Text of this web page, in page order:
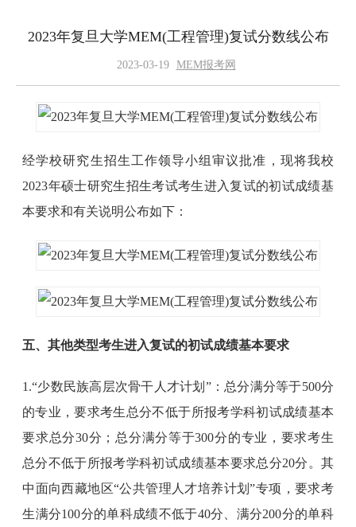
2023年复旦大学MEM(工程管理)复试分数线公布
2023-03-19 MEM报考网
经学校研究生招生工作领导小组审议批准，现将我校
2023年硕士研究生招生考试考生进入复试的初试成绩基
本要求和有关说明公布如下：
五、其他类型考生进入复试的初试成绩基本要求
1.“少数民族高层次骨干人才计划”：总分满分等于500分
的专业，要求考生总分不低于所报考学科初试成绩基本
要求总分30分；总分满分等于300分的专业，要求考生
总分不低于所报考学科初试成绩基本要求总分20分。其
中面向西藏地区“公共管理人才培养计划”专项，要求考
生满分100分的单科成绩不低于40分、满分200分的单科